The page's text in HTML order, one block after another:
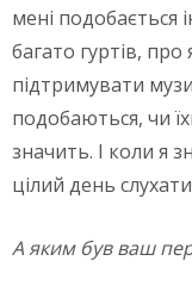
мені подобається
багато гуртів,
підтримувати
подобаються, чи
значить. І коли я
цілий день
А яким був ваш